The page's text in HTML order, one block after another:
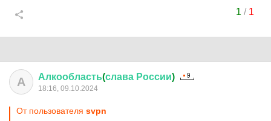
1 / 1
А Алкообласть(слава России)
18:16, 09.10.2024
От пользователя svpn